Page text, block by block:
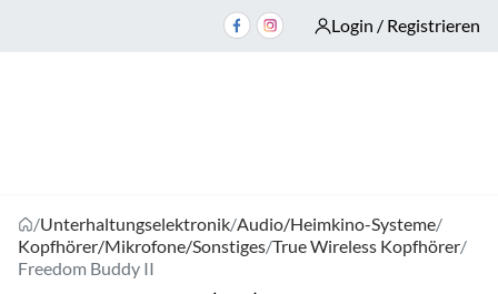
Login / Registrieren
/Unterhaltungselektronik/Audio/Heimkino-Systeme/
Kopfhörer/Mikrofone/Sonstiges/True Wireless Kopfhörer/
Freedom Buddy II